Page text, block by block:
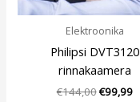
Elektroonika
Philipsi DVT3120
rinnakaamera
€144,00€99,99